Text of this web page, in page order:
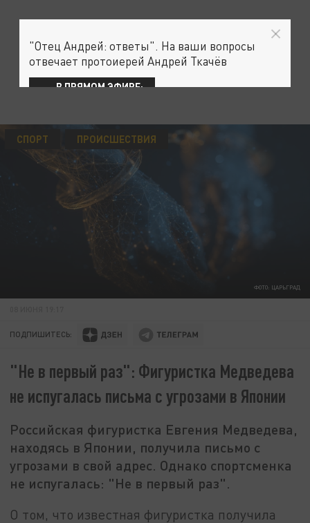
ФОТО: ЦАРЬГРАД
СПОРТ ПРОИСШЕСТВИЯ
ПОДПИШИТЕСЬ:
"Не в первый раз": Фигуристка Медведева
не испугалась письма с угрозами в Японии
Российская фигуристка Евгения Медведева,
находясь в Японии, получила письмо с
угрозами в свой адрес. Однако спортсменка
не испугалась: "Не в первый раз".
О том, что известная фигуристка получила
"Отец Андрей: ответы". На ваши вопросы
отвечает протоиерей Андрей Ткачёв
В ПРЯМОМ ЭФИРЕ: